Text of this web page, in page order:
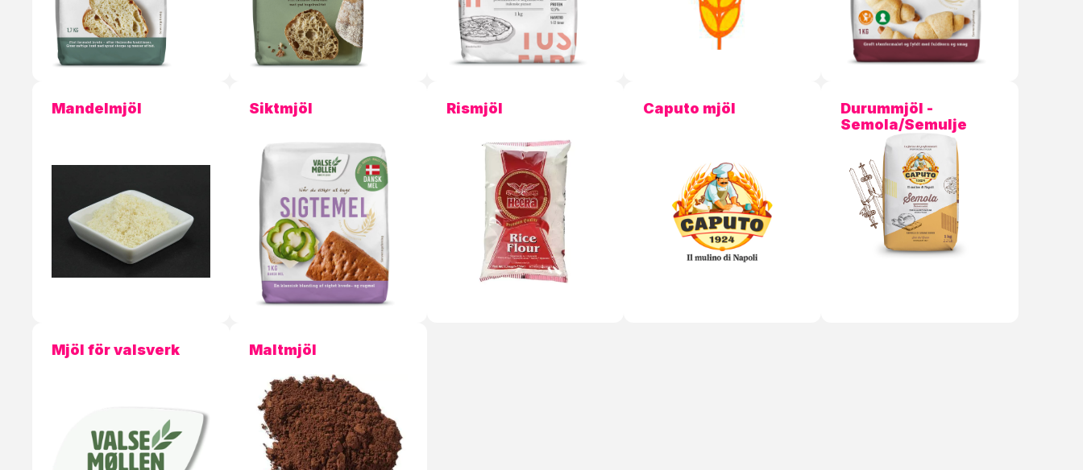
Mandelmjöl Siktmjöl Rismjöl Caputo mjöl
Durummjöl -
Semola/Semulje
Mjöl för valsverk Maltmjöl